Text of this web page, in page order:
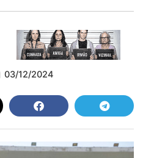
03/12/2024